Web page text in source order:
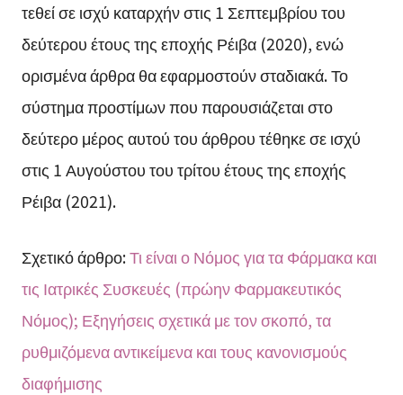
τεθεί σε ισχύ καταρχήν στις 1 Σεπτεμβρίου του
δεύτερου έτους της εποχής Ρέιβα (2020), ενώ
ορισμένα άρθρα θα εφαρμοστούν σταδιακά. Το
σύστημα προστίμων που παρουσιάζεται στο
δεύτερο μέρος αυτού του άρθρου τέθηκε σε ισχύ
στις 1 Αυγούστου του τρίτου έτους της εποχής
Ρέιβα (2021).
Σχετικό άρθρο:Τι είναι ο Νόμος για τα Φάρμακα και
τις Ιατρικές Συσκευές (πρώην Φαρμακευτικός
Νόμος); Εξηγήσεις σχετικά με τον σκοπό, τα
ρυθμιζόμενα αντικείμενα και τους κανονισμούς
διαφήμισης